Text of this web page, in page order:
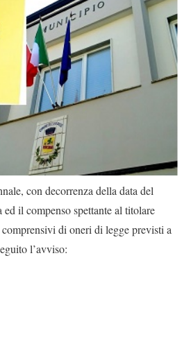
con decorrenza della data del
il compenso spettante al titolare
di oneri di legge previsti a
l’avviso: